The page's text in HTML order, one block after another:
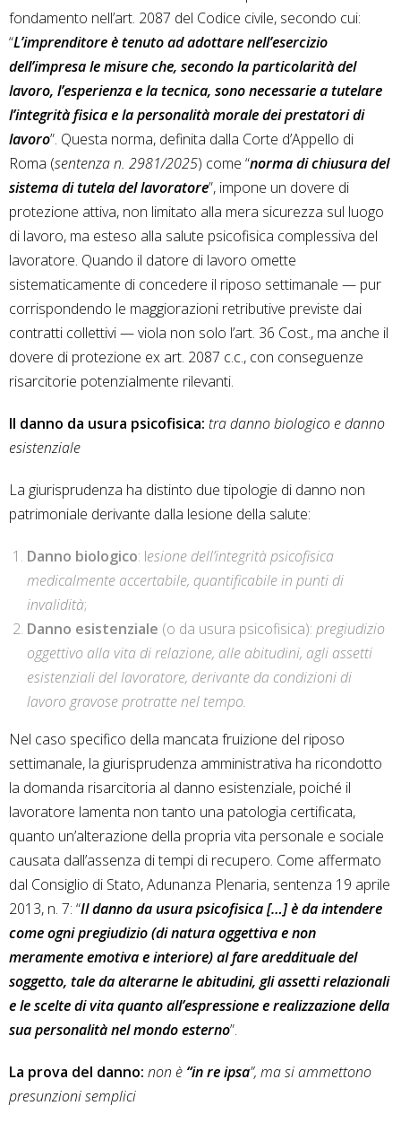
fondamento nell’art. 2087 del Codice civile, secondo cui:
“L’imprenditore è tenuto ad adottare nell’esercizio
dell’impresa le misure che, secondo la particolarità del
lavoro, l’esperienza e la tecnica, sono necessarie a tutelare
l’integrità fisica e la personalità morale dei prestatori di
lavoro”. Questa norma, definita dalla Corte d’Appello di
Roma (sentenza n. 2981/2025) come “norma di chiusura del
sistema di tutela del lavoratore”, impone un dovere di
protezione attiva, non limitato alla mera sicurezza sul luogo
di lavoro, ma esteso alla salute psicofisica complessiva del
lavoratore. Quando il datore di lavoro omette
sistematicamente di concedere il riposo settimanale — pur
corrispondendo le maggiorazioni retributive previste dai
contratti collettivi — viola non solo l’art. 36 Cost., ma anche il
dovere di protezione ex art. 2087 c.c., con conseguenze
risarcitorie potenzialmente rilevanti.
Il danno da usura psicofisica: tra danno biologico e danno
esistenziale
La giurisprudenza ha distinto due tipologie di danno non
patrimoniale derivante dalla lesione della salute:
Danno biologico: lesione dell’integrità psicofisica
medicalmente accertabile, quantificabile in punti di
invalidità;
Danno esistenziale (o da usura psicofisica): pregiudizio
oggettivo alla vita di relazione, alle abitudini, agli assetti
esistenziali del lavoratore, derivante da condizioni di
lavoro gravose protratte nel tempo.
Nel caso specifico della mancata fruizione del riposo
settimanale, la giurisprudenza amministrativa ha ricondotto
la domanda risarcitoria al danno esistenziale, poiché il
lavoratore lamenta non tanto una patologia certificata,
quanto un’alterazione della propria vita personale e sociale
causata dall’assenza di tempi di recupero. Come affermato
dal Consiglio di Stato, Adunanza Plenaria, sentenza 19 aprile
2013, n. 7: “Il danno da usura psicofisica […] è da intendere
come ogni pregiudizio (di natura oggettiva e non
meramente emotiva e interiore) al fare areddituale del
soggetto, tale da alterarne le abitudini, gli assetti relazionali
e le scelte di vita quanto all’espressione e realizzazione della
sua personalità nel mondo esterno”.
La prova del danno: non è “in re ipsa”, ma si ammettono
presunzioni semplici